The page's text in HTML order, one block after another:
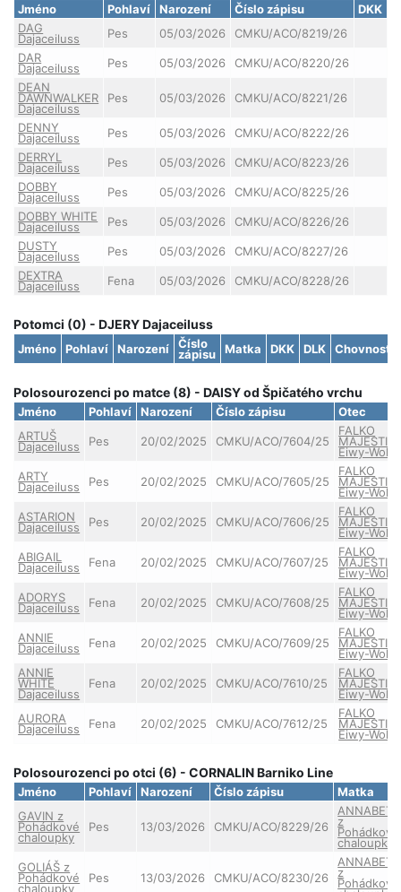
Jméno Pohlaví Narození Číslo zápisu DKK
DAG
Dajaceiluss Pes 05/03/2026
CMKU/ACO/8219/26
DAR
Dajaceiluss Pes 05/03/2026
CMKU/ACO/8220/26
DEAN
DAWNWALKER
Dajaceiluss
Pes 05/03/2026 CMKU/ACO/8221/26
DENNY
Dajaceiluss Pes 05/03/2026
CMKU/ACO/8222/26
DERRYL
Dajaceiluss Pes 05/03/2026
CMKU/ACO/8223/26
DOBBY
Dajaceiluss Pes 05/03/2026
CMKU/ACO/8225/26
DOBBY WHITE
Dajaceiluss Pes 05/03/2026
CMKU/ACO/8226/26
DUSTY
Dajaceiluss Pes 05/03/2026
CMKU/ACO/8227/26
DEXTRA
Dajaceiluss Fena 05/03/2026 CMKU/ACO/8228/26
Potomci (0) - DJERY Dajaceiluss
Jméno Pohlaví Narození Číslo
zápisu Matka DKK DLK Chovnost
Polosourozenci po matce (8) - DAISY od Špičatého vrchu
Jméno Pohlaví Narození Číslo zápisu
Otec
ARTUŠ
Dajaceiluss Pes 20/02/2025 CMKU/ACO/7604/25
FALKO
MAJESTIC
Eiwy-Wolf
ARTY
Dajaceiluss Pes 20/02/2025 CMKU/ACO/7605/25
FALKO
MAJESTIC
Eiwy-Wolf
ASTARION
Dajaceiluss Pes 20/02/2025 CMKU/ACO/7606/25
FALKO
MAJESTIC
Eiwy-Wolf
ABIGAIL
Dajaceiluss Fena 20/02/2025 CMKU/ACO/7607/25
FALKO
MAJESTIC
Eiwy-Wolf
ADORYS
Dajaceiluss Fena 20/02/2025 CMKU/ACO/7608/25
FALKO
MAJESTIC
Eiwy-Wolf
ANNIE
Dajaceiluss Fena 20/02/2025 CMKU/ACO/7609/25
FALKO
MAJESTIC
Eiwy-Wolf
ANNIE
WHITE
Dajaceiluss
Fena 20/02/2025 CMKU/ACO/7610/25
FALKO
MAJESTIC
Eiwy-Wolf
AURORA
Dajaceiluss Fena 20/02/2025 CMKU/ACO/7612/25
FALKO
MAJESTIC
Eiwy-Wolf
Polosourozenci po otci (6) - CORNALIN Barniko Line
Jméno Pohlaví Narození Číslo zápisu
Matka
GAVIN z
Pohádkové
chaloupky
Pes 13/03/2026 CMKU/ACO/8229/26 z
Pohádkové
chaloupky
GOLIÁŠ z
Pohádkové
chaloupky
Pes 13/03/2026 CMKU/ACO/8230/26 z
Pohádkové